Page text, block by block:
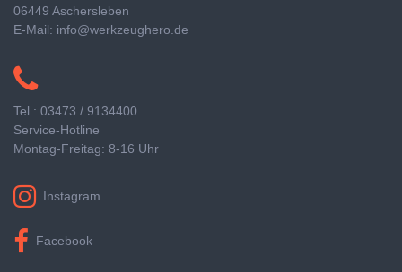
06449 Aschersleben
E-Mail: info@werkzeughero.de
Tel.: 03473 / 9134400
Service-Hotline
Montag-Freitag: 8-16 Uhr
Instagram
Facebook